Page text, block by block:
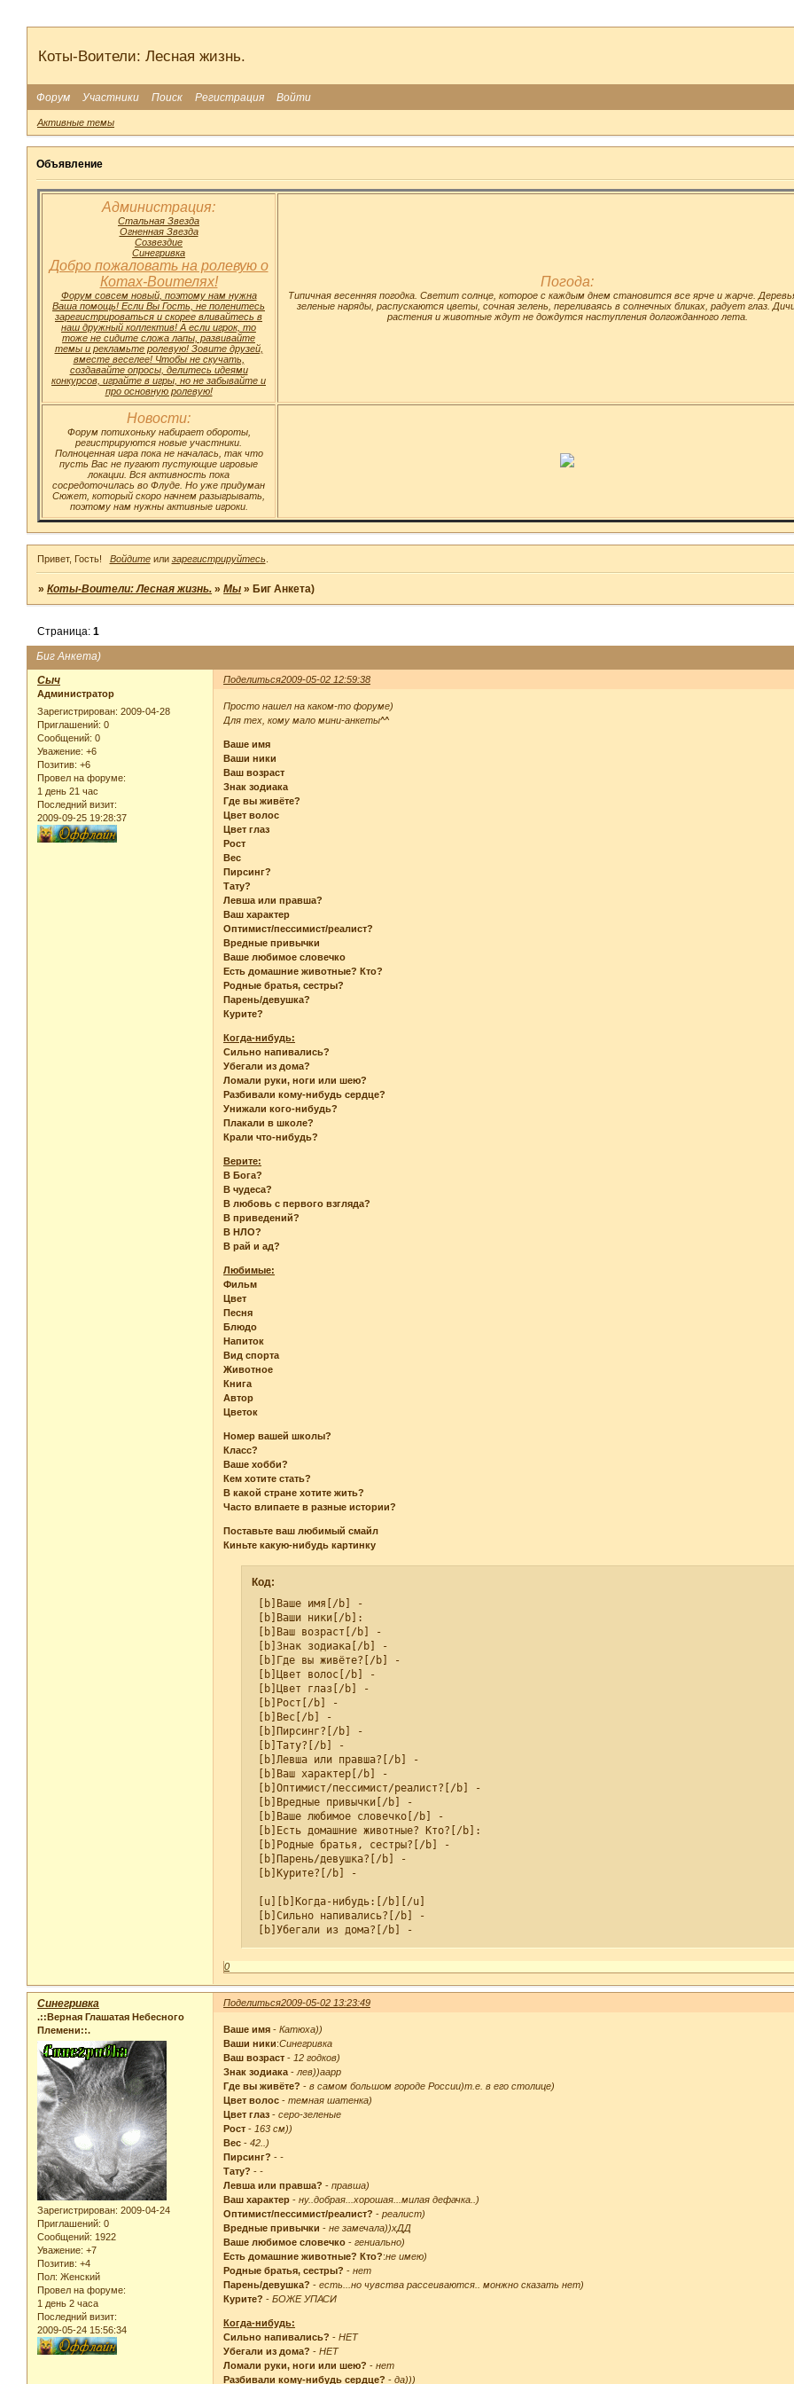
Коты-Воители: Лесная жизнь.
Форум Участники Поиск Регистрация Войти
Активные темы
Объявление
Администрация:
Стальная Звезда
Огненная Звезда
Созвездие
Синегривка
Добро пожаловать на ролевую о
Котах-Воителях!
Форум совсем новый, поэтому нам нужна
Ваша помощь! Если Вы Гость, не поленитесь
зарегистрироваться и скорее вливайтесь в
наш дружный коллектив! А если игрок, то
тоже не сидите сложа лапы, развивайте
темы и рекламьте ролевую! Зовите друзей,
вместе веселее! Чтобы не скучать,
создавайте опросы, делитесь идеями
конкурсов, играйте в игры, но не забывайте и
про основную ролевую!
Погода:
Типичная весенняя погодка. Светит солнце, которое с каждым днем становится все ярче и жарче.
зеленые наряды, распускаются цветы, сочная зелень, переливаясь в солнечных бликах, радует глаз.
растения и животные ждут не дождутся наступления долгожданного лета.
Новости:
Форум потихоньку набирает обороты,
регистрируются новые участники.
Полноценная игра пока не началась, так что
пусть Вас не пугают пустующие игровые
локации. Вся активность пока
сосредоточилась во Флуде. Но уже придуман
Сюжет, который скоро начнем разыгрывать,
поэтому нам нужны активные игроки.
Привет, Гость! Войдитеили зарегистрируйтесь
»Коты-Воители: Лесная жизнь. »Мы » Биг Анкета)
Биг Анкета)
Страница:1
Поделиться2009-05-02 12:59:38
Сыч
Администратор
Зарегистрирован: 2009-04-28
Приглашений: 0
Сообщений: 0
Уважение: +6
Позитив: +6
Провел на форуме:
1 день 21 час
Последний визит:
2009-09-25 19:28:37
Просто нашел на каком-то форуме)
Для тех, кому мало мини-анкеты^^
Ваше имя
Ваши ники
Ваш возраст
Знак зодиака
Где вы живёте?
Цвет волос
Цвет глаз
Рост
Вес
Пирсинг?
Тату?
Левша или правша?
Ваш характер
Оптимист/пессимист/реалист?
Вредные привычки
Ваше любимое словечко
Есть домашние животные? Кто?
Родные братья, сестры?
Парень/девушка?
Курите?
Когда-нибудь:
Сильно напивались?
Убегали из дома?
Ломали руки, ноги или шею?
Разбивали кому-нибудь сердце?
Унижали кого-нибудь?
Плакали в школе?
Крали что-нибудь?
Верите:
В Бога?
В чудеса?
В любовь с первого взгляда?
В приведений?
В НЛО?
В рай и ад?
Любимые:
Фильм
Цвет
Песня
Блюдо
Напиток
Вид спорта
Животное
Книга
Автор
Цветок
Номер вашей школы?
Класс?
Ваше хобби?
Кем хотите стать?
В какой стране хотите жить?
Часто влипаете в разные истории?
Поставьте ваш любимый смайл
Киньте какую-нибудь картинку
Код:
[b]Ваше имя[/b] -
[b]Ваши ники[/b]:
[b]Ваш возраст[/b] -
[b]Знак зодиака[/b] -
[b]Где вы живёте?[/b] -
[b]Цвет волос[/b] -
[b]Цвет глаз[/b] -
[b]Рост[/b] -
[b]Вес[/b] -
[b]Пирсинг?[/b] -
[b]Тату?[/b] -
[b]Левша или правша?[/b] -
[b]Ваш характер[/b] -
[b]Оптимист/пессимист/реалист?[/b] -
[b]Вредные привычки[/b] -
[b]Ваше любимое словечко[/b] -
[b]Есть домашние животные? Кто?[/b]:
[b]Родные братья, сестры?[/b] -
[b]Парень/девушка?[/b] -
[b]Курите?[/b] -
[u][b]Когда-нибудь:[/b][/u]
[b]Сильно напивались?[/b] -
[b]Убегали из дома?[/b] -
[b]Унижали кого-нибудь?[/b] -
[b]Плакали в школе?[/b] -
[b]Крали что-нибудь?[/b] -
[u][b]Верите:[/b][/u]
[b]В Бога?[/b] -
[b]В чудеса?[/b] -
[b]В любовь с первого взгляда?[/b] -
[b]В приведений?[/b] -
[b]В НЛО?[/b] -
[b]В рай и ад?[/b] -
[u][b]Любимые:[/b][/u]
[b]Фильм[/b] -
[b]Цвет[/b] -
[b]Песня[/b] -
[b]Блюдо[/b] -
[b]Напиток[/b] -
[b]Вид спорта[/b] -
[b]Животное[/b] -
[b]Книга[/b] -
[b]Автор[/b] -
[b]Цветок[/b] -
[b]Класс?[/b] -
[b]Ваше хобби?[/b] -
[b]Кем хотите стать?[/b] -
[b]В какой стране хотите жить?[/b] -
0
Поделиться2009-05-02 13:23:49
Синегривка
.::Верная Глашатая Небесного
Племени::.
Зарегистрирован: 2009-04-24
Приглашений: 0
Сообщений: 1922
Уважение: +7
Позитив: +4
Пол: Женский
Провел на форуме:
1 день 2 часа
Последний визит:
2009-05-24 15:56:34
Ваше имя -Катюха))
Ваши ники:Синегривка
Ваш возраст - 12 годков)
Знак зодиака -лев))аарр
Где вы живёте? -в самом большом городе России)т.е. в его столице)
Цвет волос -темная шатенка)
Цвет глаз -серо-зеленые
Рост - 163 см))
Вес -42..)
Пирсинг? --
Тату? --
Левша или правша? -правша)
Ваш характер -ну..добрая...хорошая...милая дефачка..)
Оптимист/пессимист/реалист? -реалист)
Вредные привычки -не замечала))хДД
Ваше любимое словечко -гениально)
Есть домашние животные? Кто?:не имею)
Родные братья, сестры? -нет
Парень/девушка? -есть...но чувства рассеиваются.. монжно сказать нет)
Курите? -БОЖЕ УПАСИ
Когда-нибудь:
Сильно напивались? -НЕТ
Убегали из дома? -НЕТ
Ломали руки, ноги или шею? -нет
Разбивали кому-нибудь сердце? -да)))